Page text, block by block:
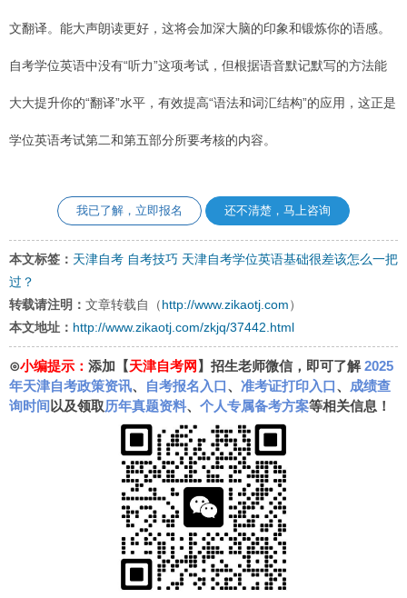
文翻译。能大声朗读更好，这将会加深大脑的印象和锻炼你的语感。
自考学位英语中没有“听力”这项考试，但根据语音默记默写的方法能
大大提升你的“翻译”水平，有效提高“语法和词汇结构”的应用，这正是
学位英语考试第二和第五部分所要考核的内容。
我已了解，立即报名 还不清楚，马上咨询
本文标签： 天津自考 自考技巧 天津自考学位英语基础很差该怎么一把
过？
转载请注明： 文章转载自（ http://www.zikaotj.com ）
本文地址： http://www.zikaotj.com/zkjq/37442.html
⊙小编提示： 添加【天津自考网 】招生老师微信，即可了解2025
年天津自考政策资讯、 自考报名入口 、 准考证打印入口 、 成绩查
询时间以及领取历年真题资料、 个人专属备考方案等相关信息！